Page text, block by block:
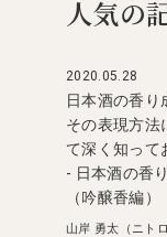
人気の
2020.05.28
日本酒の香り
その表現方法
て深く知って
- 日本酒の香
（吟醸香編）
山岸 勇太（ニトロ